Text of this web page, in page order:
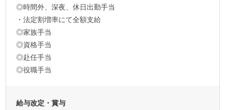
◎時間外、深夜、休日出勤手当
・法定割増率にて全額支給
◎家族手当
◎資格手当
◎赴任手当
◎役職手当
給与改定・賞与